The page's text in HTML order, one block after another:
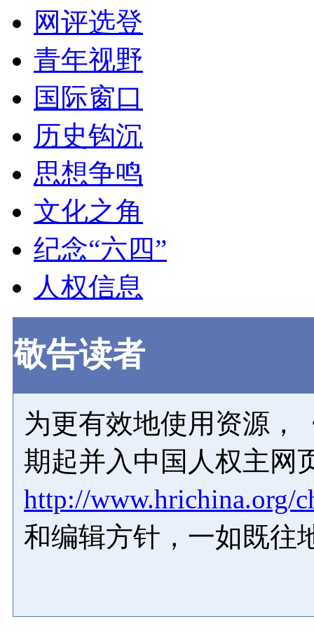
网评选登
青年视野
国际窗口
历史钩沉
思想争鸣
文化之角
纪念“六四”
人权信息
敬告读者
为更有效地使用资源，
期起并入中国人权主网
http://www.hrichina.org/
和编辑方针，一如既往